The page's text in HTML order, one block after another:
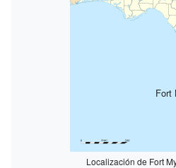
Fort
Localización de Fort